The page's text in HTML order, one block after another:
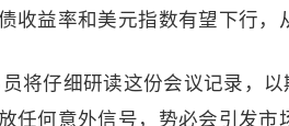
收益率和 美元指数有望下行，
将仔细研读这份会议记录，
任何意外信号，势必会引发市